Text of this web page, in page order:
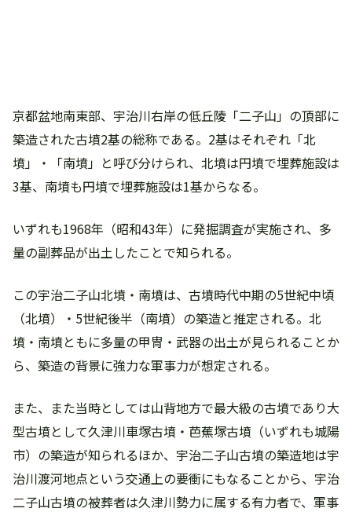
京都盆地南東部、宇治川右岸の低丘陵「二子山」の頂部に
築造された古墳2基の総称である。2基はそれぞれ「北
墳」・「南墳」と呼び分けられ、北墳は円墳で埋葬施設は
3基、南墳も円墳で埋葬施設は1基からなる。
いずれも1968年（昭和43年）に発掘調査が実施され、多
量の副葬品が出土したことで知られる。
この宇治二子山北墳・南墳は、古墳時代中期の5世紀中頃
（北墳）・5世紀後半（南墳）の築造と推定される。北
墳・南墳ともに多量の甲冑・武器の出土が見られることか
ら、築造の背景に強力な軍事力が想定される。
また、また当時としては山背地方で最大級の古墳であり大
型古墳として久津川車塚古墳・芭蕉塚古墳（いずれも城陽
市）の築造が知られるほか、宇治二子山古墳の築造地は宇
治川渡河地点という交通上の要衝にもなることから、宇治
二子山古墳の被葬者は久津川勢力に属する有力者で、軍事